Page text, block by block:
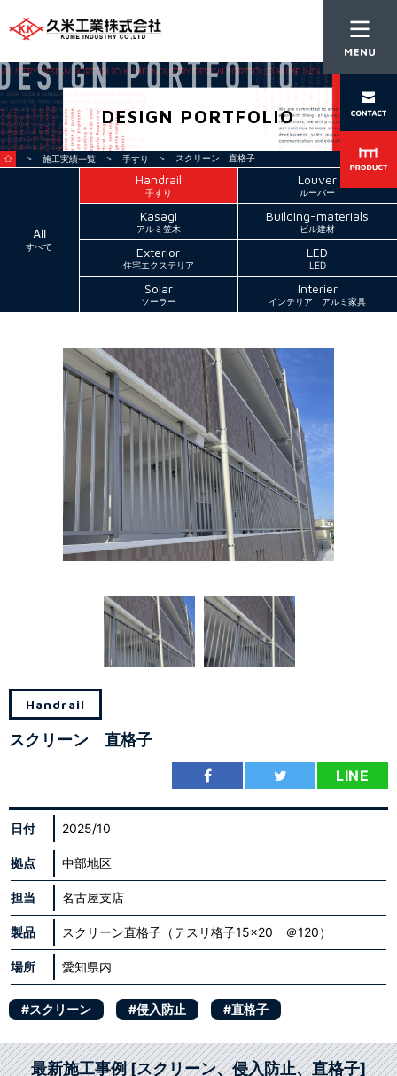
DESIGN PORTFOLIO
＞ 施工実績一覧 ＞ 手すり ＞ スクリーン 直格子
All
すべて
Handrail
手すり
Louver
ルーバー
Kasagi
アルミ笠木
Building-materials
ビル建材
Exterior
住宅エクステリア
LED
LED
Solar
ソーラー
Interier
インテリア アルミ家具
Handrail
スクリーン 直格子
LINE
日付 2025/10
拠点 中部地区
担当 名古屋支店
製品 スクリーン直格子（テスリ格子15×20 ＠120）
場所 愛知県内
#スクリーン #侵入防止 #直格子
最新施工事例 [スクリーン、侵入防止、直格子]